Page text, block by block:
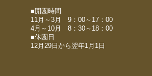
■開園時間
11月～3月 9：00～17：00
4月～10月 8：30～18：00
■休園日
12月29日から翌年1月1日